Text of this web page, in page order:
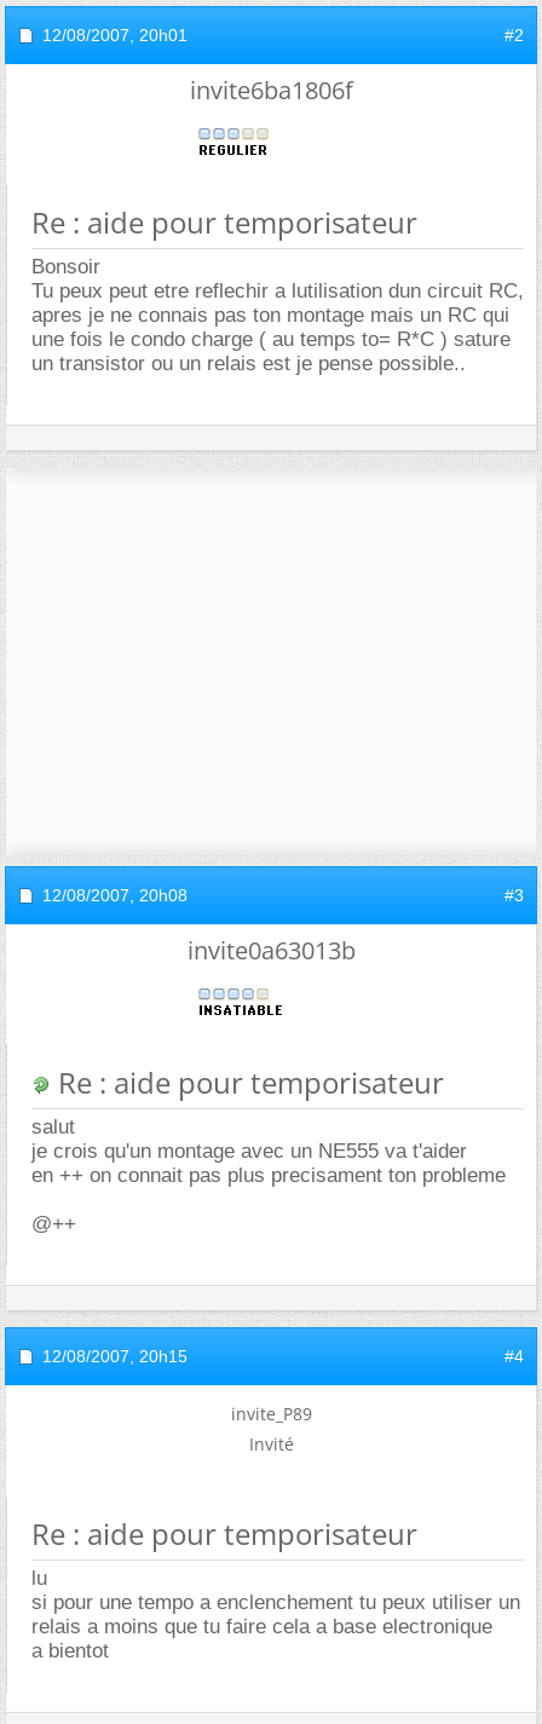
12/08/2007, 20h01 #2
invite6ba1806f
Re : aide pour temporisateur
Bonsoir
Tu peux peut etre reflechir a lutilisation dun circuit RC,
apres je ne connais pas ton montage mais un RC qui
une fois le condo charge ( au temps to= R*C ) sature
un transistor ou un relais est je pense possible..
12/08/2007, 20h08 #3
invite0a63013b
Re : aide pour temporisateur
salut
je crois qu'un montage avec un NE555 va t'aider
en ++ on connait pas plus precisament ton probleme
@++
12/08/2007, 20h15 #4
invite_P89
Invité
Re : aide pour temporisateur
lu
si pour une tempo a enclenchement tu peux utiliser un
relais a moins que tu faire cela a base electronique
a bientot